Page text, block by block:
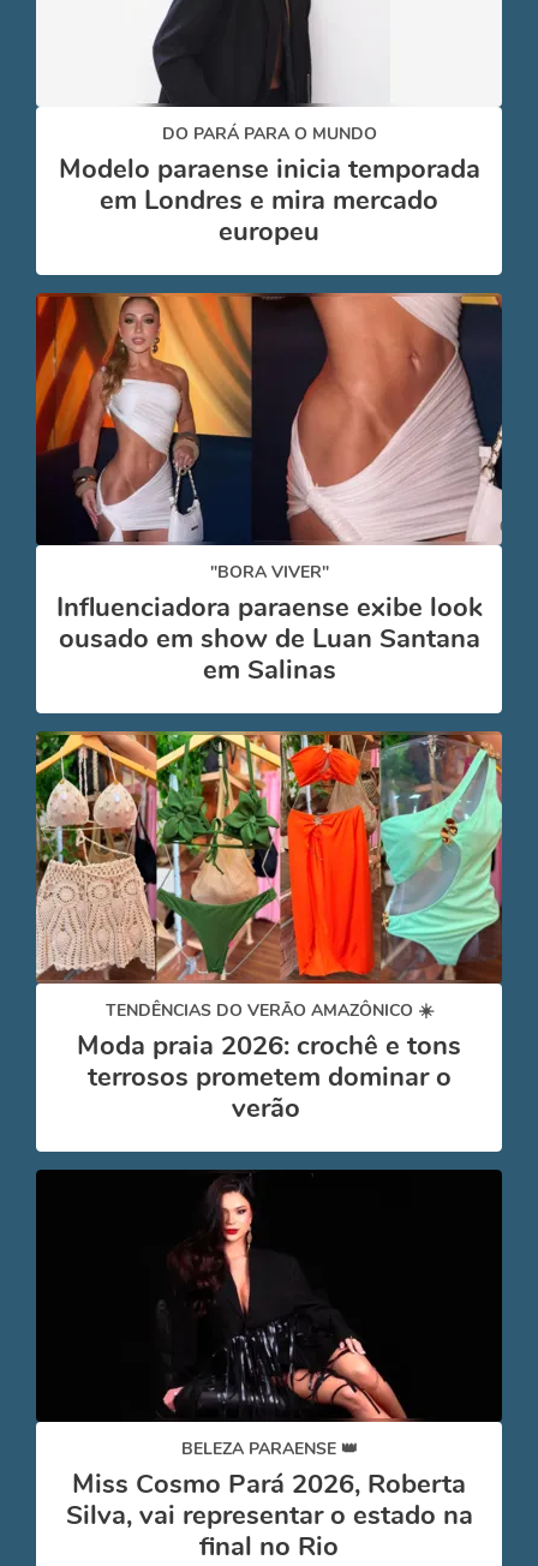
DO PARÁ PARA O MUNDO
Modelo paraense inicia temporada
em Londres e mira mercado
europeu
"BORA VIVER"
Influenciadora paraense exibe look
ousado em show de Luan Santana
em Salinas
TENDÊNCIAS DO VERÃO AMAZÔNICO ☀️
Moda praia 2026: crochê e tons
terrosos prometem dominar o
verão
BELEZA PARAENSE 👑
Miss Cosmo Pará 2026, Roberta
Silva, vai representar o estado na
final no Rio